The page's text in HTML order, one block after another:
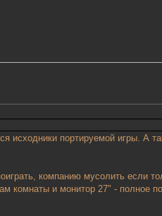
портируемой игры. А
компанию мусолить если
комнаты и монитор 27" - полное